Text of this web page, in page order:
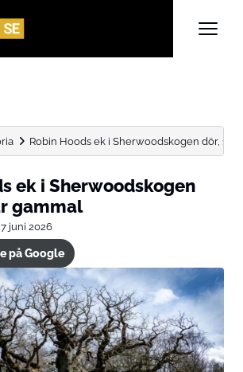
Robin Hoods ek i Sherwoodskogen dör, 1
ek i Sherwoodskogen
gammal
juni 2026
på Google